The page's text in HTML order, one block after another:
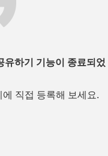
하기 기능이 종료되었
직접 등록해 보세요.